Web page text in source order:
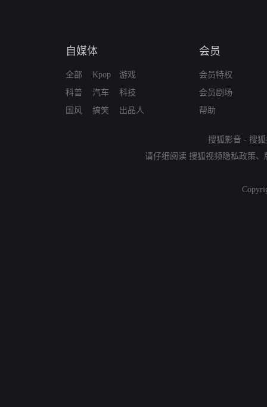
自媒体
全部
科普
国风
Kpop
汽车
搞笑
游戏
科技
出品人
会员
会员特权
会员剧场
帮助
搜狐影音 - 搜
请仔细阅读 搜狐视频隐私政策、